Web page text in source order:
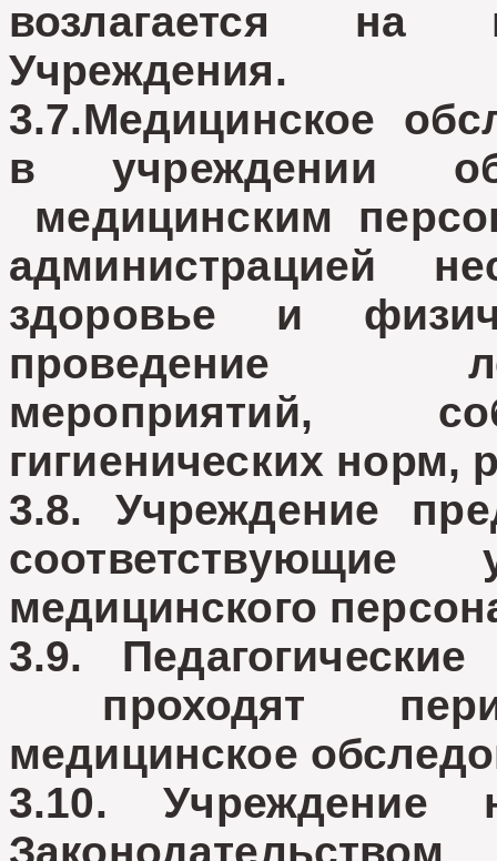
возлагается на
Учреждения.
3.7.Медицинское
в учреждении
медицинским
администрацией
здоровье и
проведение
мероприятий,
гигиенических норм,
3.8. Учреждение
медицинского
3.9.
проходят
медицинское
3.10. Учреждение